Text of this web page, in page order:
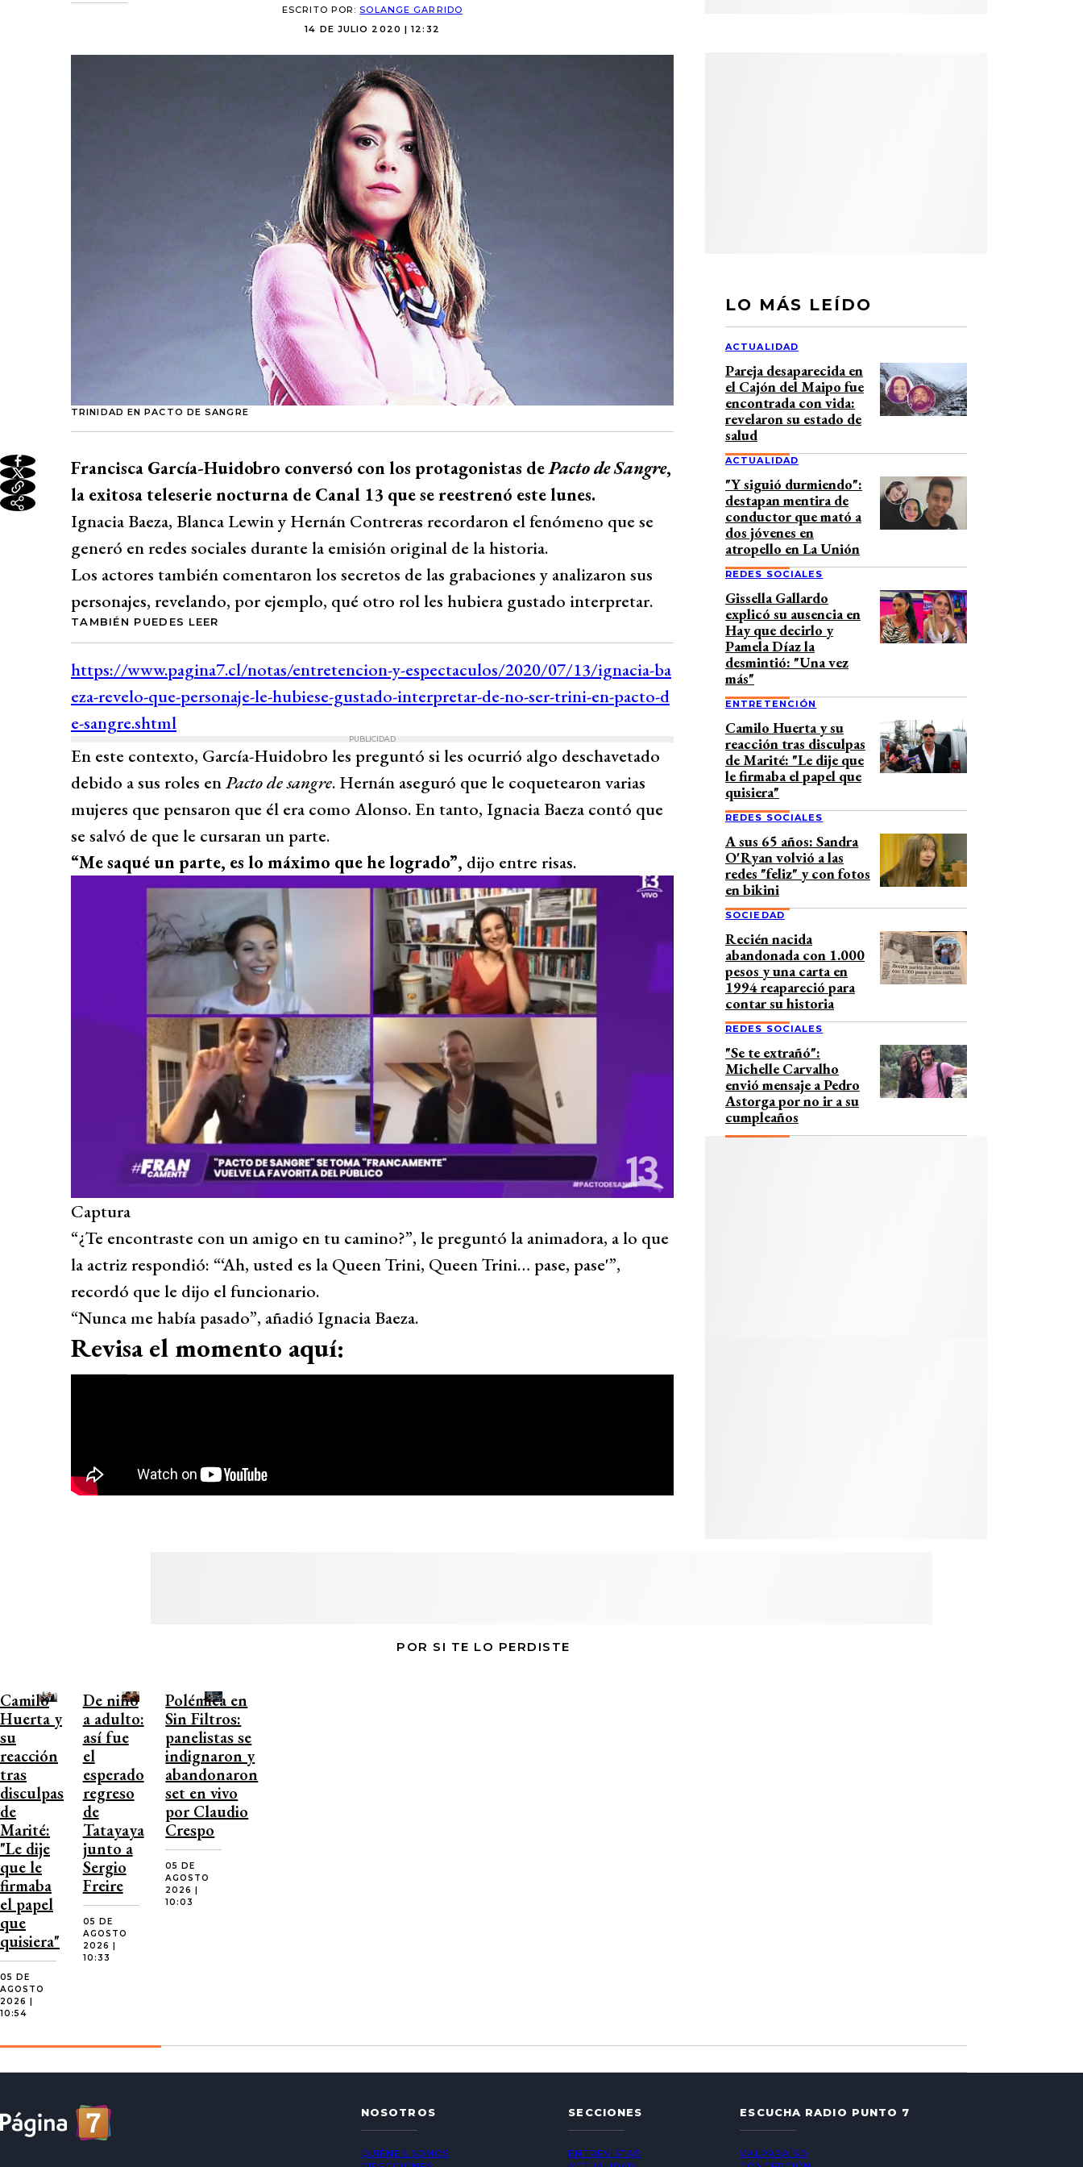
ESCRITO POR:SOLANGE GARRIDO
14 DE JULIO 2020 | 12:32
TRINIDAD EN PACTO DE SANGRE
Francisca García-Huidobro conversó con los protagonistas dePacto de Sangre,
la exitosa teleserie nocturna de Canal 13 que se reestrenó este lunes.
Ignacia Baeza, Blanca Lewin y Hernán Contreras recordaron el fenómeno que se
generó en redes sociales durante la emisión original de la historia.
Los actores también comentaron los secretos de las grabaciones y analizaron sus
personajes, revelando, por ejemplo, qué otro rol les hubiera gustado interpretar.
TAMBIÉN PUEDES LEER
PUBLICIDAD
En este contexto, García-Huidobro les preguntó si les ocurrió algo deschavetado
debido a sus roles enPacto de sangre. Hernán aseguró que le coquetearon varias
mujeres que pensaron que él era como Alonso. En tanto, Ignacia Baeza contó que
se salvó de que le cursaran un parte.
“Me saqué un parte, es lo máximo que he logrado”, dijo entre risas.
Captura
“¿Te encontraste con un amigo en tu camino?”, le preguntó la animadora, a lo que
la actriz respondió: “‘Ah, usted es la Queen Trini, Queen Trini… pase, pase'”,
recordó que le dijo el funcionario.
“Nunca me había pasado”, añadió Ignacia Baeza.
Revisa el momento aquí:
LO MÁS LEÍDO
ACTUALIDAD
Pareja desaparecida en
el Cajón del Maipo fue
encontrada con vida:
revelaron su estado de
salud
ACTUALIDAD
"Y siguió durmiendo":
destapan mentira de
conductor que mató a
dos jóvenes en
atropello en La Unión
REDES SOCIALES
Gissella Gallardo
explicó su ausencia en
Hay que decirlo y
Pamela Díaz la
desmintió: "Una vez
más"
ENTRETENCIÓN
Camilo Huerta y su
reacción tras disculpas
de Marité: "Le dije que
le firmaba el papel que
quisiera"
REDES SOCIALES
A sus 65 años: Sandra
O'Ryan volvió a las
redes "feliz" y con fotos
en bikini
SOCIEDAD
Recién nacida
abandonada con 1.000
pesos y una carta en
1994 reapareció para
contar su historia
REDES SOCIALES
"Se te extrañó":
Michelle Carvalho
envió mensaje a Pedro
Astorga por no ir a su
cumpleaños
POR SI TE LO PERDISTE
Camilo
Huerta y
su
reacción
tras
disculpas
de
Marité:
"Le dije
que le
firmaba
el papel
que
quisiera"
05 DE
AGOSTO
2026 |
10:54
De niño
a adulto:
así fue
el
esperado
regreso
de
Tatayaya
junto a
Sergio
Freire
05 DE
AGOSTO
2026 |
10:33
Polémica en
Sin Filtros:
panelistas se
indignaron y
abandonaron
set en vivo
por Claudio
Crespo
05 DE
AGOSTO
2026 |
10:03
NOSOTROS
QUIÉNES SOMOS
SECCIONES
ENTREVISTAS
ESCUCHA RADIO PUNTO 7
VALPARAÍSO